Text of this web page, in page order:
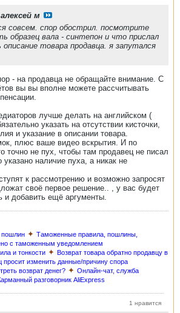
алексей м
совсем. спор обострил. посмотрите
образец вала - синтепон и что прислал
описание товара продавца. я запутался
- на продавца не обращайте внимание. С
вы вы вполне можете рассчитывать
лучше делать на английском (
указать на отсутствии кисточки,
и указание в описании товара.
плюс ваше видео вскрытия. И по
точно не пух, чтобы там продавец не писал
указано наличие пуха, а никак не
к рассмотрению и возможно запросят
своё первое решение.. , у вас будет
и добавить ещё аргументы.
пошлин ✦ Таможенные правила, пошлины,
с таможенным уведомлением
и тонкости ✦ Возврат товара обратно продавцу в
просит изменить данные/причину спора
возврат денег? ✦ Онлайн-чат, служба
разговорник AliExpress
1 нравится